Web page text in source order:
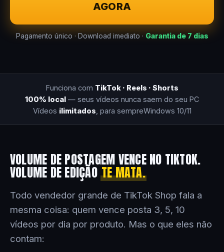
AGORA
Pagamento único · Download imediato · Garantia de 7 dias
Funciona com TikTok · Reels · Shorts
100% local — seus vídeos nunca saem do seu PC
Vídeos ilimitados , para sempreWindows 10/11
VOLUME DE POSTAGEM VENCE NO TIKTOK.
VOLUME DE EDIÇÃOTE MATA.
Todo vendedor grande de TikTok Shop fala a
mesma coisa: quem vence posta 3, 5, 10
vídeos por dia por produto. Mas o que eles não
contam: